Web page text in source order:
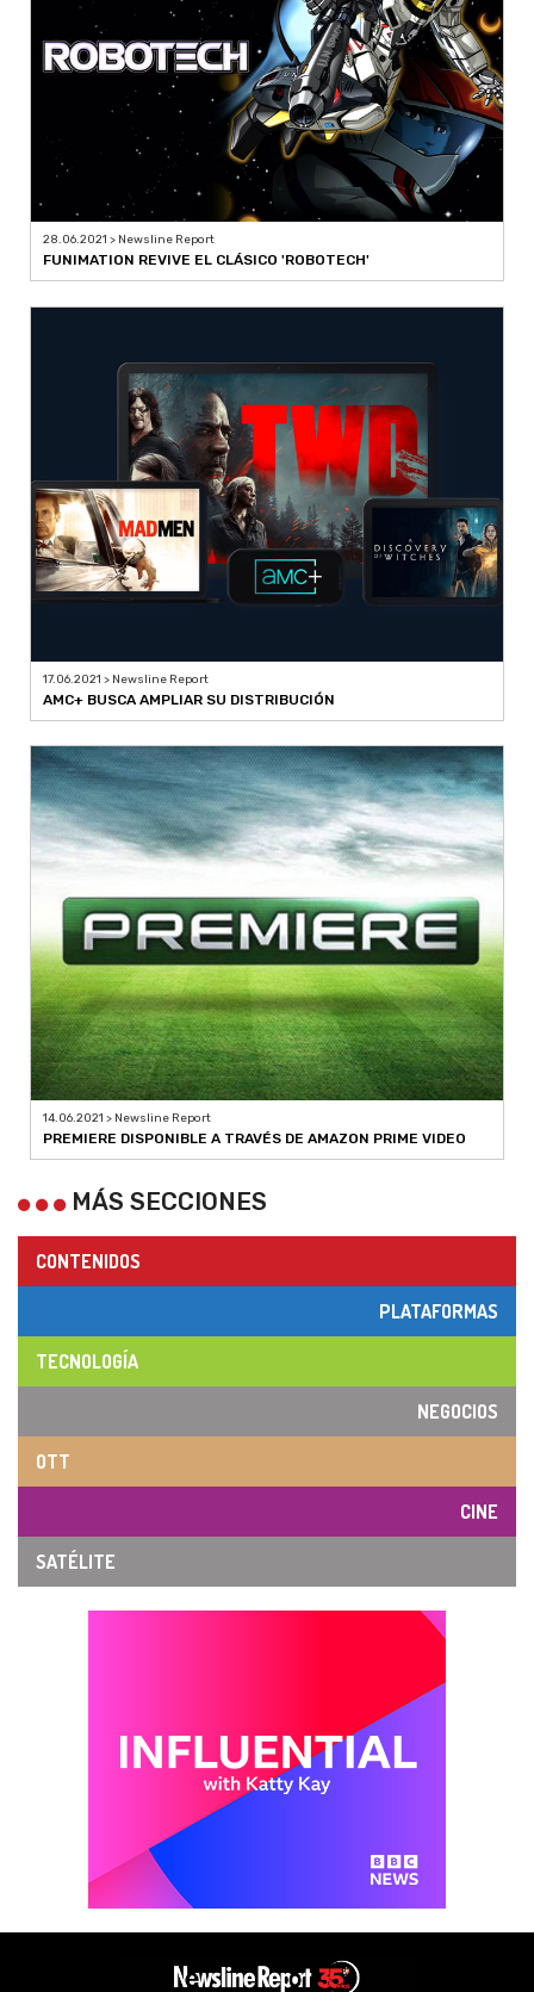
28.06.2021 > Newsline Report
FUNIMATION REVIVE EL CLÁSICO 'ROBOTECH'
17.06.2021 > Newsline Report
AMC+ BUSCA AMPLIAR SU DISTRIBUCIÓN
14.06.2021 > Newsline Report
PREMIERE DISPONIBLE A TRAVÉS DE AMAZON PRIME VIDEO
MÁS SECCIONES
CONTENIDOS
PLATAFORMAS
TECNOLOGÍA
NEGOCIOS
OTT
CINE
SATÉLITE